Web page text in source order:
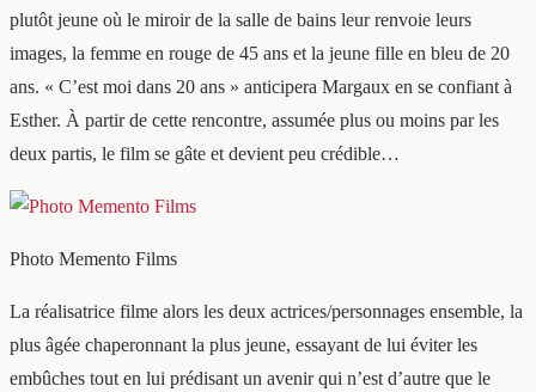
plutôt jeune où le miroir de la salle de bains leur renvoie leurs
images, la femme en rouge de 45 ans et la jeune fille en bleu de 20
ans. « C’est moi dans 20 ans » anticipera Margaux en se confiant à
Esther. À partir de cette rencontre, assumée plus ou moins par les
deux partis, le film se gâte et devient peu crédible…
Photo Memento Films
La réalisatrice filme alors les deux actrices/personnages ensemble, la
plus âgée chaperonnant la plus jeune, essayant de lui éviter les
embûches tout en lui prédisant un avenir qui n’est d’autre que le